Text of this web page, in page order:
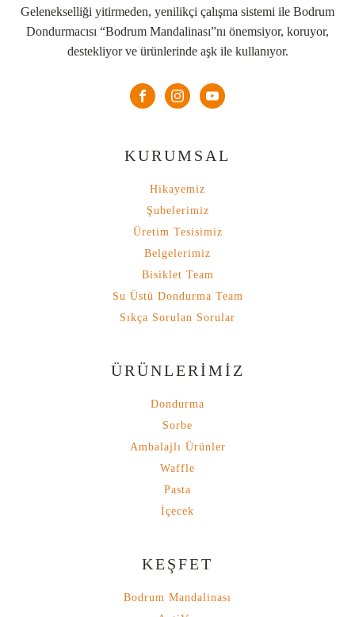
Gelenekselliği yitirmeden, yenilikçi çalışma sistemi ile Bodrum
Dondurmacısı “Bodrum Mandalinası”nı önemsiyor, koruyor,
destekliyor ve ürünlerinde aşk ile kullanıyor.
KURUMSAL
Hikayemiz
Şubelerimiz
Üretim Tesisimiz
Belgelerimiz
Bisiklet Team
Su Üstü Dondurma Team
Sıkça Sorulan Sorular
ÜRÜNLERİMİZ
Dondurma
Sorbe
Ambalajlı Ürünler
Waffle
Pasta
İçecek
KEŞFET
Bodrum Mandalinası